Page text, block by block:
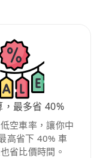
，最多省 40%
空車率，讓你中
高省下 40% 車
省比價時間。